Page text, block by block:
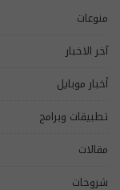
منوعات
آخر الاخبار
أخبار موبايل
تطبيقات وبرامج
مقالات
شروحات